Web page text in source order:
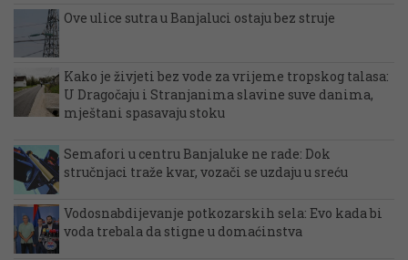
Ove ulice sutra u Banjaluci ostaju bez struje
Kako je živjeti bez vode za vrijeme tropskog talasa:
U Dragočaju i Stranjanima slavine suve danima,
mještani spasavaju stoku
Semafori u centru Banjaluke ne rade: Dok
stručnjaci traže kvar, vozači se uzdaju u sreću
Vodosnabdijevanje potkozarskih sela: Evo kada bi
voda trebala da stigne u domaćinstva